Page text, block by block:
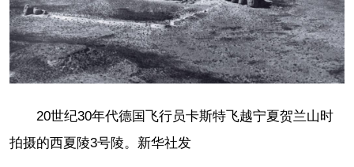
20世纪30年代德国飞行员卡斯特飞越宁夏贺兰山时
拍摄的西夏陵3号陵。新华社发